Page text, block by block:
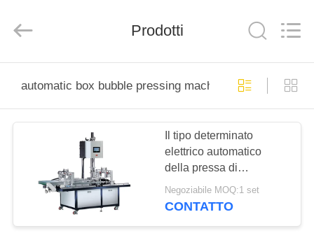
PRODOTTI
Automation
Prodotti
automatic box bubble pressing machine
Il tipo determinato
elettrico automatico
della pressa di
stampaggio della bolla
della scatola per le
Negoziabile MOQ:1 set
CONTATTO